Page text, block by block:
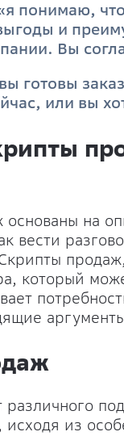
понимаю,
и
Вы
готовы
или вы
на
вести
который
исходя из